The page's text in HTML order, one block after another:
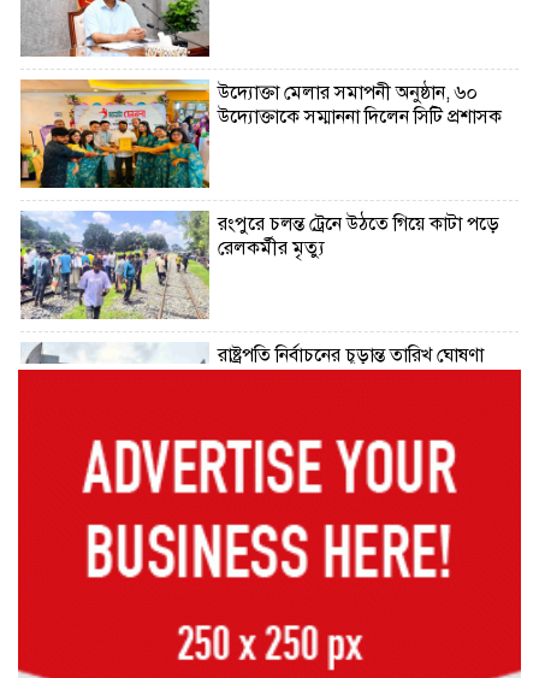
উদ্যোক্তা মেলার সমাপনী অনুষ্ঠান, ৬০
উদ্যোক্তাকে সম্মাননা দিলেন সিটি প্রশাসক
রংপুরে চলন্ত ট্রেনে উঠতে গিয়ে কাটা পড়ে
রেলকর্মীর মৃত্যু
রাষ্ট্রপতি নির্বাচনের চূড়ান্ত তারিখ ঘোষণা
সাভারের রাজপথে রক্তের দাগ, স্মৃতিতে
সতর্কতা জারি